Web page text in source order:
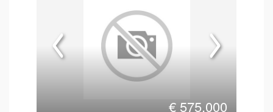
€ 575.000